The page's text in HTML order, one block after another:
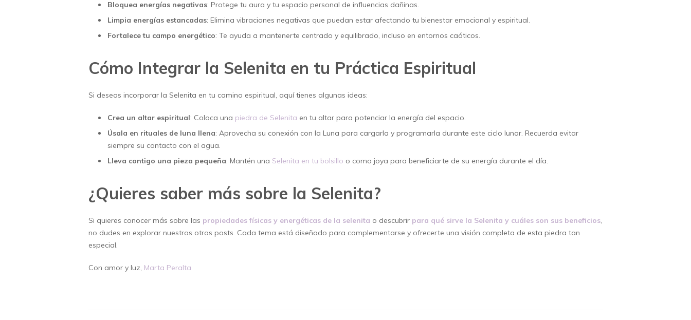
Bloquea energías negativas: Protege tu aura y tu espacio personal de influencias dañinas.
Limpia energías estancadas: Elimina vibraciones negativas que puedan estar afectando tu bienestar emocional y espiritual.
Fortalece tu campo energético: Te ayuda a mantenerte centrado y equilibrado, incluso en entornos caóticos.
Cómo Integrar la Selenita en tu Práctica Espiritual
Si deseas incorporar la Selenita en tu camino espiritual, aquí tienes algunas ideas:
Crea un altar espiritual: Coloca una piedra de Selenita en tu altar para potenciar la energía del espacio.
Úsala en rituales de luna llena: Aprovecha su conexión con la Luna para cargarla y programarla durante este ciclo lunar. Recuerda evitar
siempre su contacto con el agua.
Lleva contigo una pieza pequeña: Mantén una Selenita en tu bolsillo o como joya para beneficiarte de su energía durante el día.
¿Quieres saber más sobre la Selenita?
Si quieres conocer más sobre las propiedades físicas y energéticas de la selenita o descubrir para qué sirve la Selenita y cuáles son sus beneficios,
no dudes en explorar nuestros otros posts. Cada tema está diseñado para complementarse y ofrecerte una visión completa de esta piedra tan
especial.
Con amor y luz, Marta Peralta